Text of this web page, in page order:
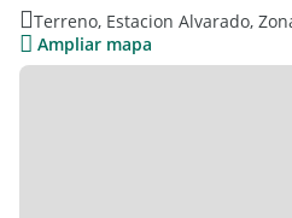
2 terrenos juntos! Consultanos
No dejes pasar esta oportunidad.
Terreno, Estacion Alvarado,
Ampliar mapa